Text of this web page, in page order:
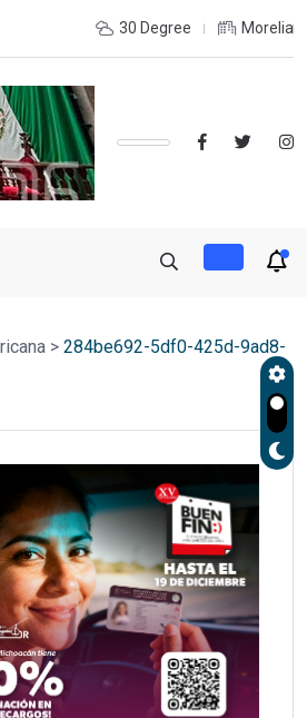
ESTUDIAR UNA LICENCIATURA?,
30 Degree Morelia
> 284be692-5df0-425d-9ad8-